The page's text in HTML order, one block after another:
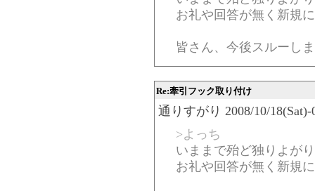
お礼や回答が無く新規
皆さん、今後スルー
Re:牽引フック取り付け
通りすがり 2008/10/18(Sat)-
>よっち
いままで殆ど独りよが
お礼や回答が無く新規